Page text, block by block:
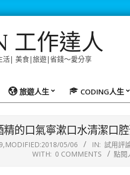
工作達人
活| 美食|旅遊|省錢～愛分享
旅遊人生 CODING人生
精的口氣寧漱口水清潔口
,MODIFIED:2018/05/06 IN: 試用評
WITH: 0 COMMENTS 點閱